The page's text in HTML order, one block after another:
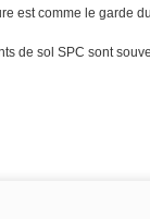
est comme le garde
de sol SPC sont